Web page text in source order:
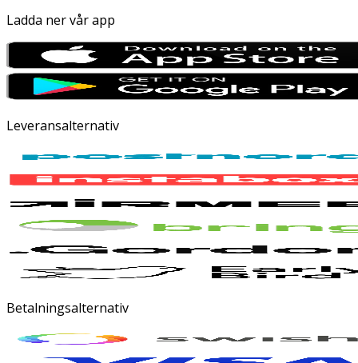
Ladda ner vår app
Leveransalternativ
Betalningsalternativ